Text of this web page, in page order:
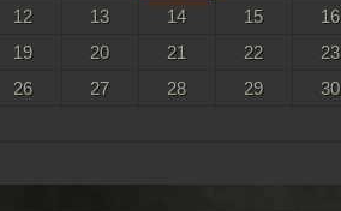
12 13 14 15
16
19 20 21 22
23
26 27 28 29
30